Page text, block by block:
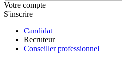
Votre compte
S'inscrire
Candidat
Recruteur
Conseiller professionnel